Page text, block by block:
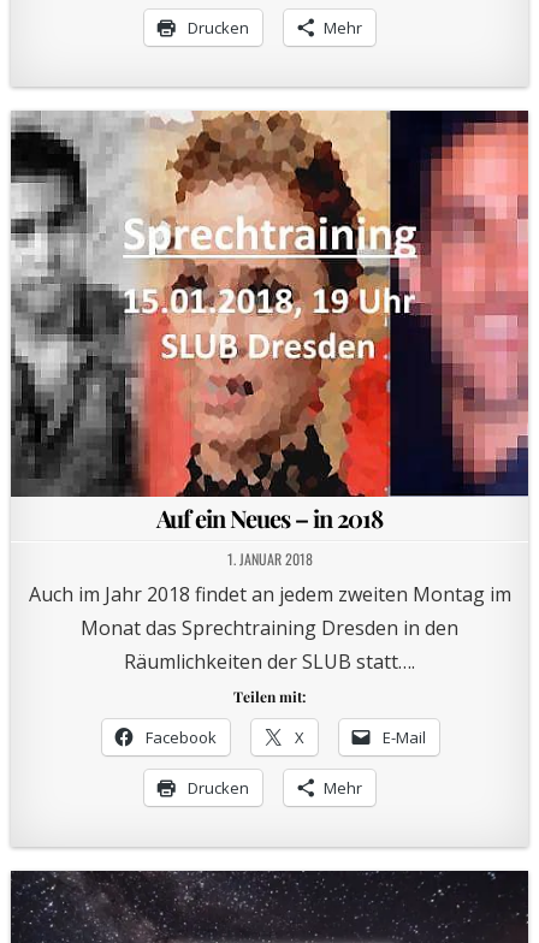
Drucken Mehr
Auf ein Neues – in 2018
1. JANUAR 2018
Auch im Jahr 2018 findet an jedem zweiten Montag im
Monat das Sprechtraining Dresden in den
Räumlichkeiten der SLUB statt….
Teilen mit:
Facebook X E-Mail
Drucken Mehr